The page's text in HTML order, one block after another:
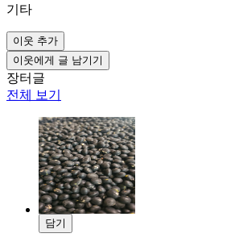
기타
이웃 추가
이웃에게 글 남기기
장터글
전체 보기
결제
담기